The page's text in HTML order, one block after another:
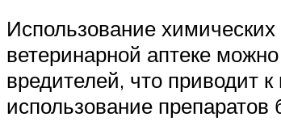
Использование
ветеринарной аптеке
вредителей, что приводит
использование